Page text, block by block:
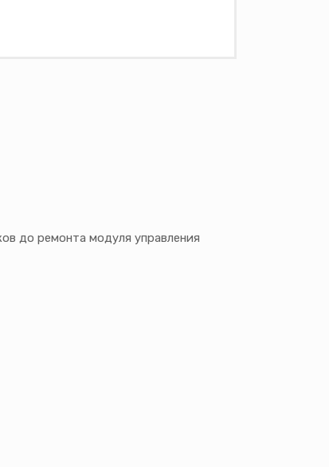
до ремонта модуля управления